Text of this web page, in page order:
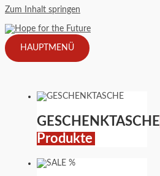
Zum Inhalt springen
HAUPTMENÜ
GESCHENKTASCHE
Produkte